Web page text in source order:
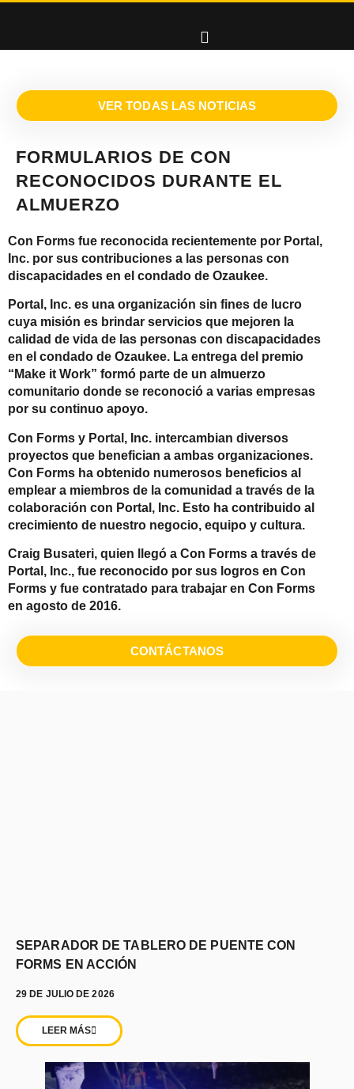
VER TODAS LAS NOTICIAS
FORMULARIOS DE CON
RECONOCIDOS DURANTE EL
ALMUERZO
Con Forms fue reconocida recientemente por Portal,
Inc. por sus contribuciones a las personas con
discapacidades en el condado de Ozaukee.
Portal, Inc. es una organización sin fines de lucro
cuya misión es brindar servicios que mejoren la
calidad de vida de las personas con discapacidades
en el condado de Ozaukee. La entrega del premio
“Make it Work” formó parte de un almuerzo
comunitario donde se reconoció a varias empresas
por su continuo apoyo.
Con Forms y Portal, Inc. intercambian diversos
proyectos que benefician a ambas organizaciones.
Con Forms ha obtenido numerosos beneficios al
emplear a miembros de la comunidad a través de la
colaboración con Portal, Inc. Esto ha contribuido al
crecimiento de nuestro negocio, equipo y cultura.
Craig Busateri, quien llegó a Con Forms a través de
Portal, Inc., fue reconocido por sus logros en Con
Forms y fue contratado para trabajar en Con Forms
en agosto de 2016.
CONTÁCTANOS
SEPARADOR DE TABLERO DE PUENTE CON
FORMS EN ACCIÓN
29 DE JULIO DE 2026
LEER MÁS